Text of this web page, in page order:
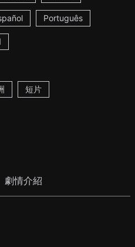
Português
短片
劇情介紹